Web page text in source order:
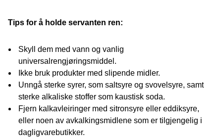
Tips for å holde servanten ren:
Skyll dem med vann og vanlig
universalrengjøringsmiddel.
Ikke bruk produkter med slipende midler.
Unngå sterke syrer, som saltsyre og svovelsyre, samt
sterke alkaliske stoffer som kaustisk soda.
Fjern kalkavleiringer med sitronsyre eller eddiksyre,
eller noen av avkalkingsmidlene som er tilgjengelig i
dagligvarebutikker.